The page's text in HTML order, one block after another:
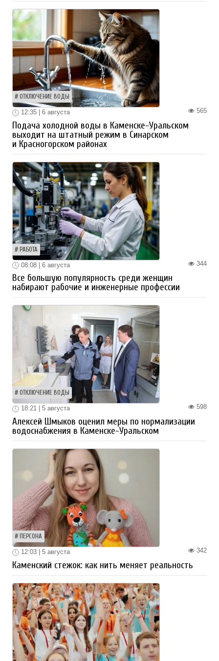
ОТКЛЮЧЕНИЕ ВОДЫ
565
12:35 | 6 августа
Подача холодной воды в Каменске-Уральском
выходит на штатный режим в Синарском
и Красногорском районах
РАБОТА
344
08:08 | 6 августа
Все большую популярность среди женщин
набирают рабочие и инженерные профессии
ОТКЛЮЧЕНИЕ ВОДЫ
598
18:21 | 5 августа
Алексей Шмыков оценил меры по нормализации
водоснабжения в Каменске-Уральском
ПЕРСОНА
342
12:03 | 5 августа
Каменский стежок: как нить меняет реальность